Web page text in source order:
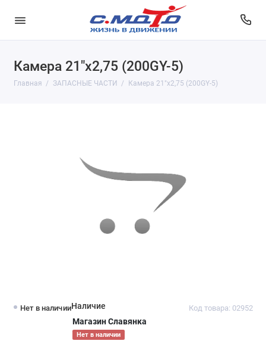
Камера 21"х2,75 (200GY-5)
Главная ЗАПАСНЫЕ ЧАСТИ Камера 21"х2,75 (200GY-5)
Нет в наличии Код товара: 02952
Наличие
Магазин Славянка
Нет в наличии